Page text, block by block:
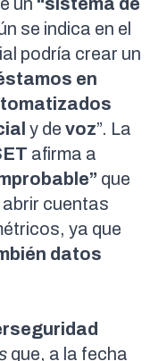
se indica en el
podría crear un
en
y de voz”. La
afirma a
que
abrir cuentas
ya que
datos
que, a la fecha